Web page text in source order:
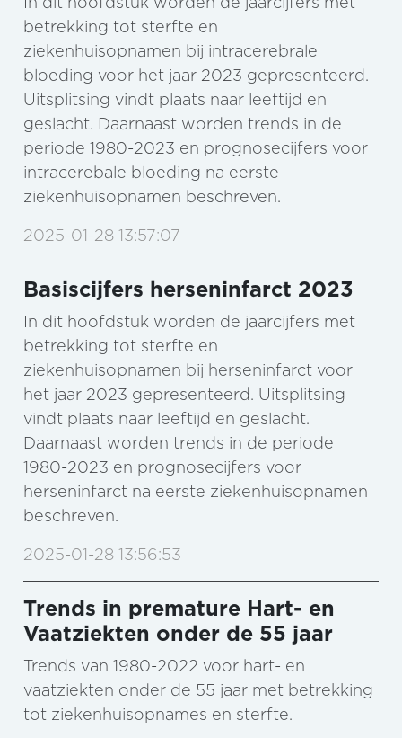
betrekking tot sterfte en
ziekenhuisopnamen bij intracerebrale
bloeding voor het jaar 2023 gepresenteerd.
Uitsplitsing vindt plaats naar leeftijd en
geslacht. Daarnaast worden trends in de
periode 1980-2023 en prognosecijfers voor
intracerebale bloeding na eerste
ziekenhuisopnamen beschreven.
2025-01-28 13:57:07
Basiscijfers herseninfarct 2023
In dit hoofdstuk worden de jaarcijfers met
betrekking tot sterfte en
ziekenhuisopnamen bij herseninfarct voor
het jaar 2023 gepresenteerd. Uitsplitsing
vindt plaats naar leeftijd en geslacht.
Daarnaast worden trends in de periode
1980-2023 en prognosecijfers voor
herseninfarct na eerste ziekenhuisopnamen
beschreven.
2025-01-28 13:56:53
Trends in premature Hart- en
Vaatziekten onder de 55 jaar
Trends van 1980-2022 voor hart- en
vaatziekten onder de 55 jaar met betrekking
tot ziekenhuisopnames en sterfte.